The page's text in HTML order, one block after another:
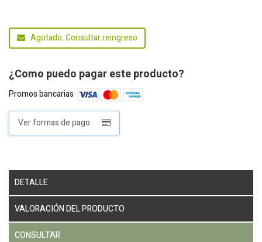
Agotado. Consultar reingreso
¿Como puedo pagar este producto?
Promos bancarias
Ver formas de pago
DETALLE
VALORACIÓN DEL PRODUCTO
CONSULTAR